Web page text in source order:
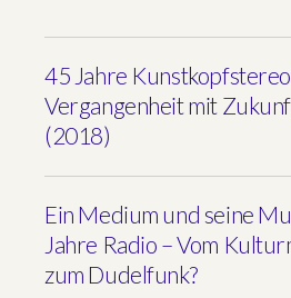
45 Jahre
Vergangenheit mit
(2018)
Ein Medium und seine
Jahre Radio – Vom
zum Dudelfunk?